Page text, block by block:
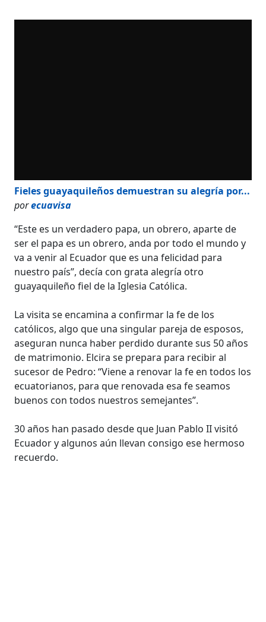
Fieles guayaquileños demuestran su alegría por...
porecuavisa
“Este es un verdadero papa, un obrero, aparte de
ser el papa es un obrero, anda por todo el mundo y
va a venir al Ecuador que es una felicidad para
nuestro país”, decía con grata alegría otro
guayaquileño fiel de la Iglesia Católica.
La visita se encamina a confirmar la fe de los
católicos, algo que una singular pareja de esposos,
aseguran nunca haber perdido durante sus 50 años
de matrimonio. Elcira se prepara para recibir al
sucesor de Pedro: “Viene a renovar la fe en todos los
ecuatorianos, para que renovada esa fe seamos
buenos con todos nuestros semejantes”.
30 años han pasado desde que Juan Pablo II visitó
Ecuador y algunos aún llevan consigo ese hermoso
recuerdo.